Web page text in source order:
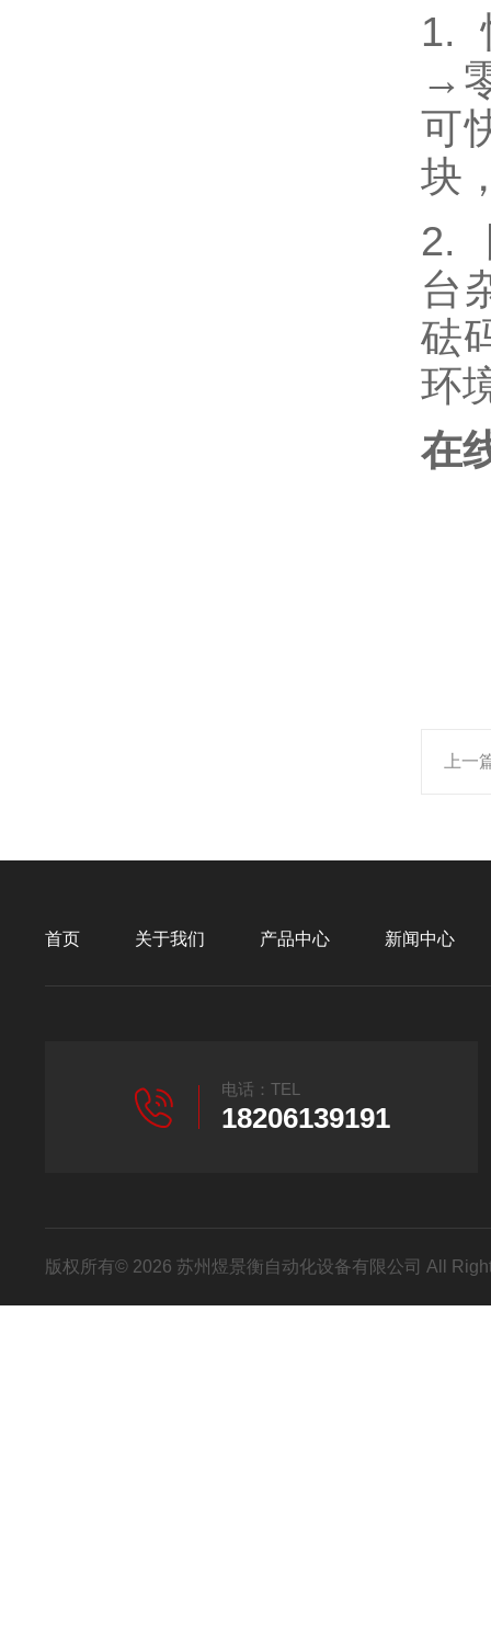
1.
→
可
块
2.
台
砝
环
在
上一
首页 关于我们 产品中心 新闻中心
电话：TEL
18206139191
版权所有© 2026 苏州煜景衡自动化设备有限公司 All